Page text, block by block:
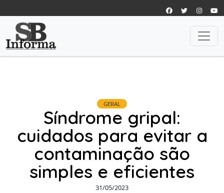
GERAL
Síndrome gripal:
cuidados para evitar a
contaminação são
simples e eficientes
31/05/2023